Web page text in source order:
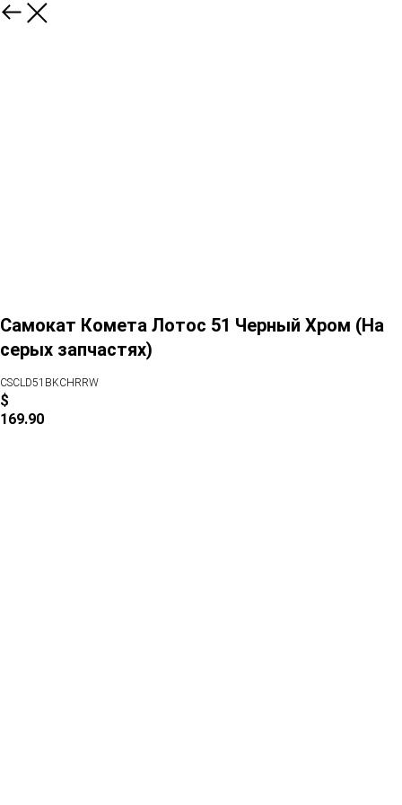
Самокат Комета Лотос 51 Черный Хром (На
серых запчастях)
CSCLD51BKCHRRW
$
169.90